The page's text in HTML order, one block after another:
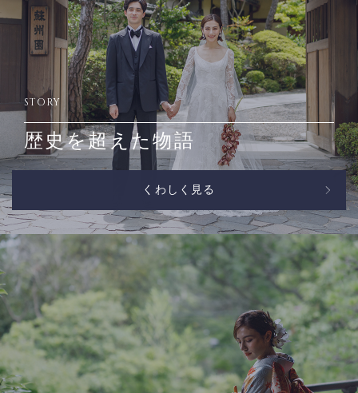
STORY
歴史を超えた物語
くわしく見る